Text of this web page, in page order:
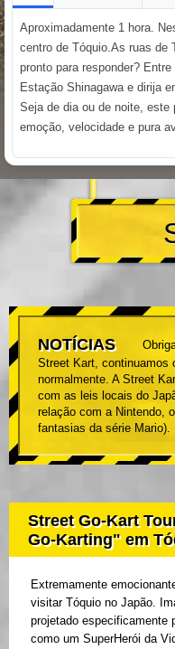
Aproximadamente 1 hora.
centro de Tóquio.As ruas
pronto para responder?
Estação Shinagawa e dirija
Seja de dia ou de noite, este
emoção, velocidade e pura
NOTÍCIAS
Street Kart, continuamos
normalmente. A Street
com as leis locais do
relação com a Nintendo,
fantasias da série Mario).
Street Go-Kart
Go-Karting" em
Extremamente
visitar Tóquio no Japão.
projetado especificamente
como um SuperHerói da